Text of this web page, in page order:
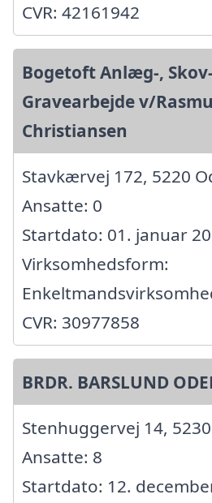
CVR: 42161942
Bogetoft Anlæg-,
Gravearbejde v/
Christiansen
Stavkærvej 172, 5220
Ansatte: 0
Startdato: 01. januar
Virksomhedsform:
CVR: 30977858
BRDR. BARSLUND
Stenhuggervej 14,
Ansatte: 8
Startdato: 12.